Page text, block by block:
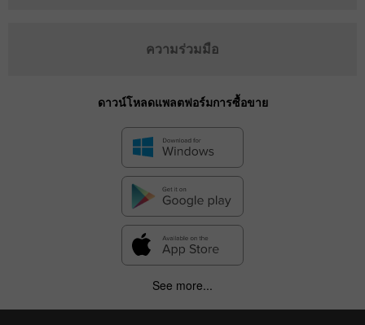
ความร่วมมือ
ดาวน์โหลดแพลตฟอร์มการซื้อขาย
See more...